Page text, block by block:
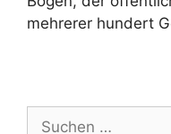
mehrerer hundert